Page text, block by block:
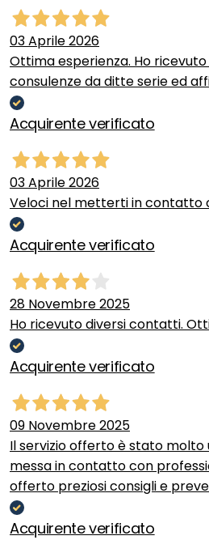
03 Aprile 2026
Ottima esperienza. Ho
consulenze da ditte serie ed
Acquirente verificato
03 Aprile 2026
Veloci nel metterti in contatto
Acquirente verificato
28 Novembre 2025
Ho ricevuto diversi contatti.
Acquirente verificato
09 Novembre 2025
Il servizio offerto è stato
messa in contatto con
offerto preziosi consigli e
Acquirente verificato